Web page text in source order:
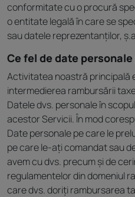
conformitate cu o procură
o entitate legală în care se
sau datele reprezentanților,
Ce fel de date
Activitatea noastră principală
intermedierea rambursării
Datele dvs. personale în
acestor Servicii. În mod
Date personale pe care le
pe care le-ați comandat sau
avem cu dvs. precum și de
regulamentelor din domeniul
care dvs. doriți rambursarea